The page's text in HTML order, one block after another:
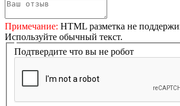
Примечание: HTML разметка не
Используйте обычный текст.
Подтвердите что вы не робот